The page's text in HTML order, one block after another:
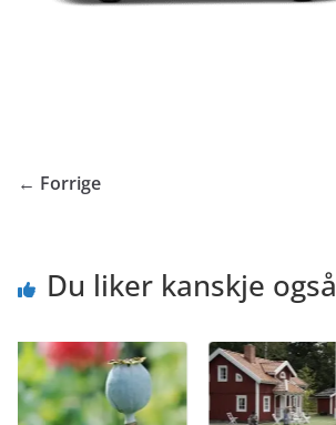
← Forrige
Du liker kanskje også